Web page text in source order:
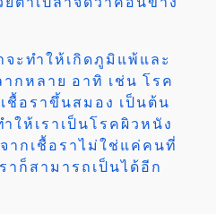
ะทำให้เกิดภูมิแพ้และ
กหลาย อาทิ เช่น โรค
ชื้อราขึ้นสมอง เป็นต้น
ให้เราเป็นโรคผิวหนัง
ากเชื้อราไม่ใช่แค่คนที่
าก็สามารถเป็นได้อีก